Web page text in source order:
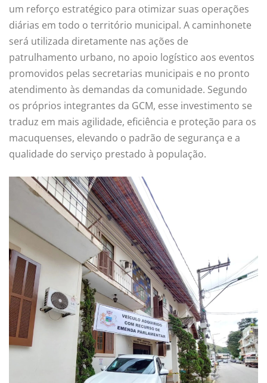
um reforço estratégico para otimizar suas operações
diárias em todo o território municipal. A caminhonete
será utilizada diretamente nas ações de
patrulhamento urbano, no apoio logístico aos eventos
promovidos pelas secretarias municipais e no pronto
atendimento às demandas da comunidade. Segundo
os próprios integrantes da GCM, esse investimento se
traduz em mais agilidade, eficiência e proteção para os
macuquenses, elevando o padrão de segurança e a
qualidade do serviço prestado à população.